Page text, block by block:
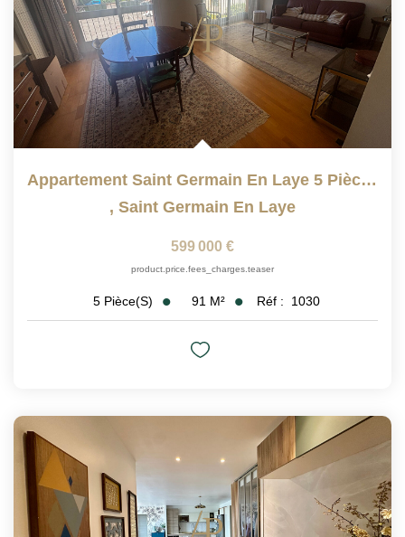
Appartement Saint Germain En Laye 5 Pièce(s) Avec Ascenseur
, Saint Germain En Laye
599 000 €
product.price.fees_charges.teaser
5 Pièce(s) 91 M² Réf : 1030